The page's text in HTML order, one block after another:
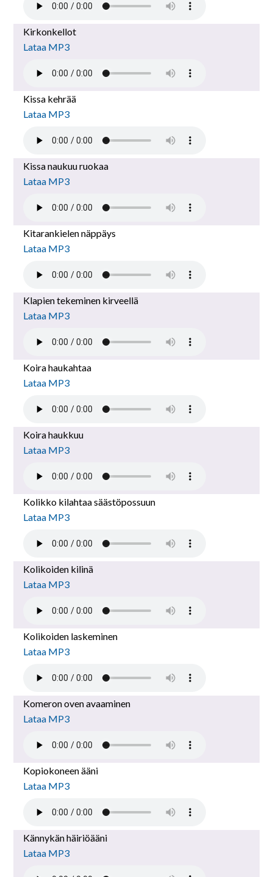
Kirkonkellot
Lataa MP3
Kissa kehrää
Lataa MP3
Kissa naukuu ruokaa
Lataa MP3
Kitarankielen näppäys
Lataa MP3
Klapien tekeminen kirveellä
Lataa MP3
Koira haukahtaa
Lataa MP3
Koira haukkuu
Lataa MP3
Kolikko kilahtaa säästöpossuun
Lataa MP3
Kolikoiden kilinä
Lataa MP3
Kolikoiden laskeminen
Lataa MP3
Komeron oven avaaminen
Lataa MP3
Kopiokoneen ääni
Lataa MP3
Kännykän häiriöääni
Lataa MP3